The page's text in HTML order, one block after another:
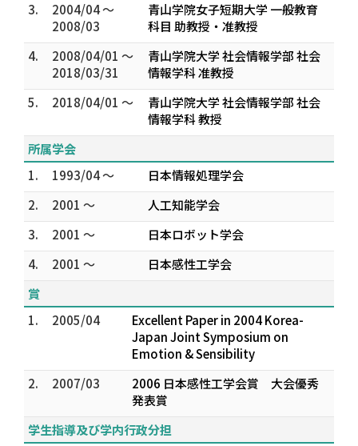
3.
2004/04 ～
2008/03
青山学院女子短期大学 一般教育
科目 助教授・准教授
4.
2008/04/01 ～
2018/03/31
青山学院大学 社会情報学部 社会
情報学科 准教授
5.
2018/04/01 ～
青山学院大学 社会情報学部 社会
情報学科 教授
所属学会
1.
1993/04 ～
日本情報処理学会
2.
2001 ～
人工知能学会
3.
2001 ～
日本ロボット学会
4.
2001 ～
日本感性工学会
賞
1.
2005/04
Excellent Paper in 2004 Korea-
Japan Joint Symposium on
Emotion & Sensibility
2.
2007/03
2006 日本感性工学会賞 大会優秀
発表賞
学生指導及び学内行政分担